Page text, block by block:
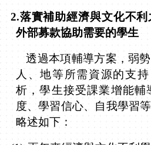
2.落實補助經濟與文化不
外部募款協助需要的學生
透過本項輔導方案，弱
人、地等所需資源的支
析，學生接受課業增能輔
度、學習信心、自我學習
略述如下：